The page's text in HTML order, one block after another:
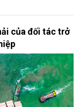
của đối tác trở